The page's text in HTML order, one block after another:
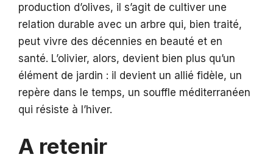
production d’olives, il s’agit de cultiver une
relation durable avec un arbre qui, bien traité,
peut vivre des décennies en beauté et en
santé. L’olivier, alors, devient bien plus qu’un
élément de jardin : il devient un allié fidèle, un
repère dans le temps, un souffle méditerranéen
qui résiste à l’hiver.
A retenir